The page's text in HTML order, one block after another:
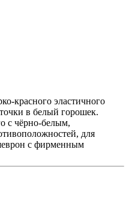
красного эластичного
в белый горошек.
с чёрно-белым,
для
с фирменным